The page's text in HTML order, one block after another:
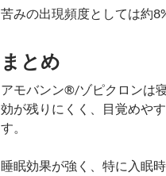
苦みの出現頻度としては約
まとめ
アモバンン®/ゾピクロンは
効が残りにくく、目覚めや
す。
睡眠効果が強く、特に入眠